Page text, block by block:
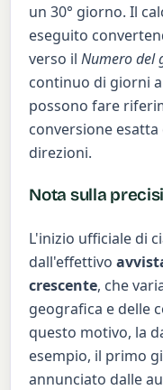
un 30° giorno. Il
eseguito
verso ilNumero del
continuo di giorni
possono fare
conversione
direzioni.
Nota sulla
L'inizio ufficiale di
dall'effettivo
crescente, che
geografica e delle
questo motivo, la
esempio, il primo
annunciato dalle